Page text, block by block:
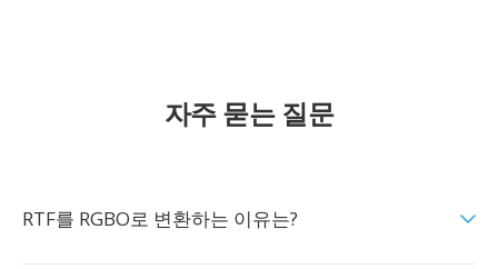
자주 묻는 질문
RTF를 RGBO로 변환하는 이유는?